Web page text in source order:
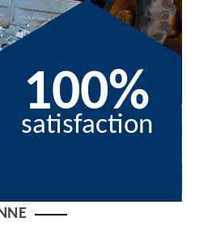
100%
satisfaction